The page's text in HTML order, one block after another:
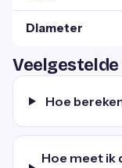
Diameter
Hoe
Hoe meet ik